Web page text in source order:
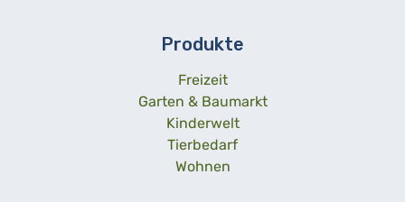
Produkte
Freizeit
Garten & Baumarkt
Kinderwelt
Tierbedarf
Wohnen